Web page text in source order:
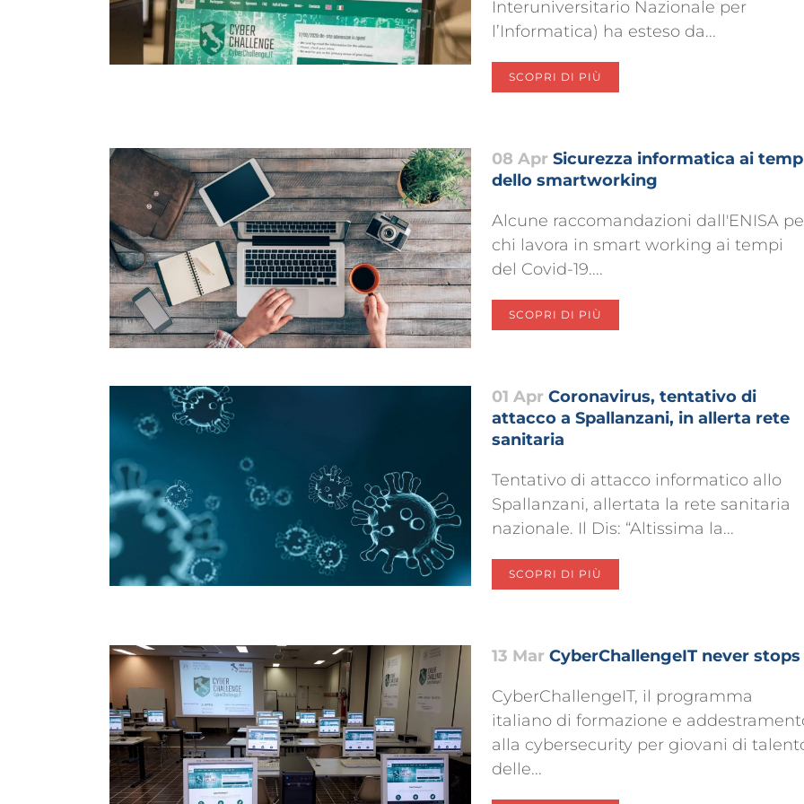
Interuniversitario Nazionale per
l’Informatica) ha esteso da...
SCOPRI DI PIÙ
08 Apr Sicurezza informatica ai
dello smartworking
Alcune raccomandazioni dall'ENISA
chi lavora in smart working ai tempi
del Covid-19....
SCOPRI DI PIÙ
01 Apr Coronavirus, tentativo di
attacco a Spallanzani, in allerta rete
sanitaria
Tentativo di attacco informatico allo
Spallanzani, allertata la rete sanitaria
nazionale. Il Dis: “Altissima la...
SCOPRI DI PIÙ
13 Mar CyberChallengeIT never stops
CyberChallengeIT, il programma
italiano di formazione e
alla cybersecurity per giovani di
delle...